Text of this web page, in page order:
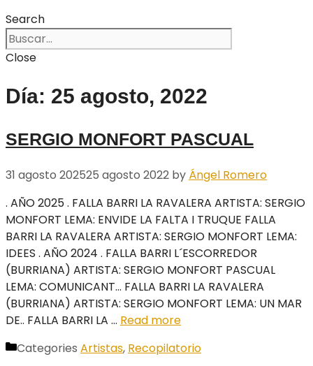
Search
Close
Día: 25 agosto, 2022
SERGIO MONFORT PASCUAL
31 agosto 202525 agosto 2022 by Ángel Romero
. AÑO 2025 . FALLA BARRI LA RAVALERA ARTISTA: SERGIO
MONFORT LEMA: ENVIDE LA FALTA I TRUQUE FALLA
BARRI LA RAVALERA ARTISTA: SERGIO MONFORT LEMA:
IDEES . AÑO 2024 . FALLA BARRI L´ESCORREDOR
(BURRIANA) ARTISTA: SERGIO MONFORT PASCUAL
LEMA: COMUNICANT… FALLA BARRI LA RAVALERA
(BURRIANA) ARTISTA: SERGIO MONFORT LEMA: UN MAR
DE.. FALLA BARRI LA … Read more
Categories Artistas, Recopilatorio